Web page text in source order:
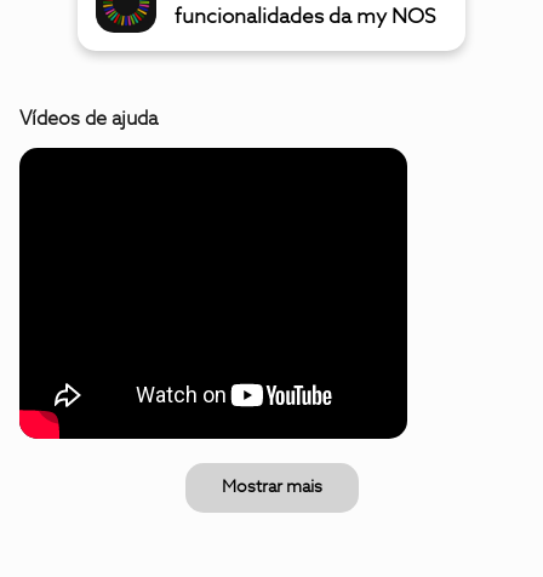
funcionalidades da my NOS
Vídeos de ajuda
Mostrar mais